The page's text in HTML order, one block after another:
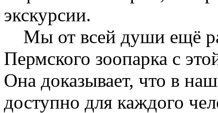
экскурсии.
Мы от всей души ещё
Пермского зоопарка с
Она доказывает, что в
доступно для каждого